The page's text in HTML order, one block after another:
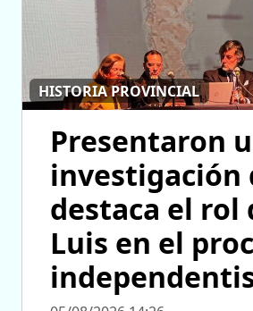
HISTORIA PROVINCIAL
Presentaron
investigación
destaca el rol
Luis en el